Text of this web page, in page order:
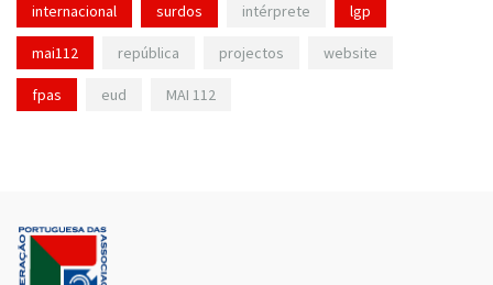
internacional surdos intérprete lgp
mai112 república projectos website
fpas eud MAI 112